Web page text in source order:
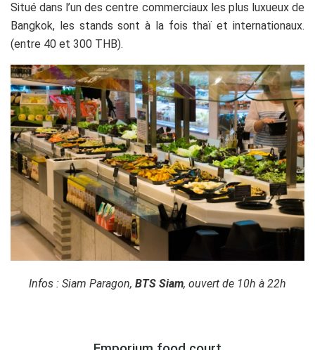
Situé dans l’un des centre commerciaux les plus luxueux de
Bangkok, les stands sont à la fois thaï et internationaux.
(entre 40 et 300 THB).
Infos : Siam Paragon, BTS Siam, ouvert de 10h à 22h